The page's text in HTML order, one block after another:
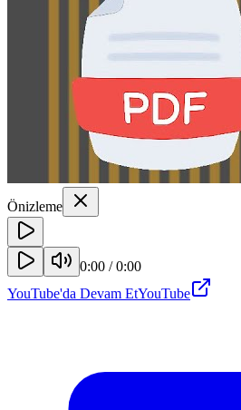
Önizleme
0:00 /0:00
YouTube'da Devam EtYouTube